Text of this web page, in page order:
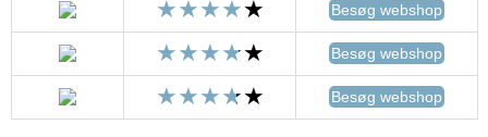
Besøg webshop
Besøg webshop
Besøg webshop